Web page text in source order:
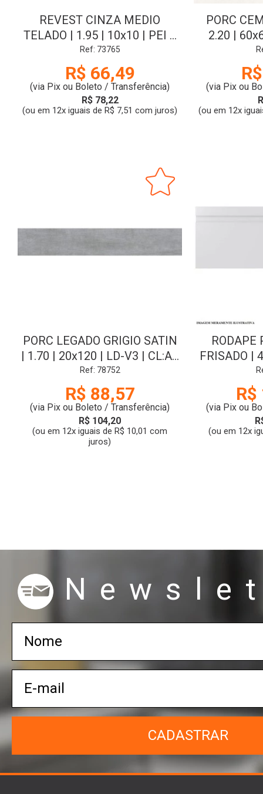
REVEST CINZA MEDIO
TELADO | 1.95 | 10x10 | PEI 1
| STRUFALDI
Ref: 73765
R$ 66,49
(via Pix ou Boleto / Transferência)
R$ 78,22
(ou em 12x iguais de R$ 7,51 com juros)
PORC
2.20 |
CL:A |
(via Pix ou
(ou em 12x
PORC LEGADO GRIGIO SATIN
| 1.70 | 20x120 | LD-V3 | CL:A |
BIANCOGRES
Ref: 78752
R$ 88,57
(via Pix ou Boleto / Transferência)
R$ 104,20
(ou em 12x iguais de R$ 10,01 com
juros)
RODAPE
FRISADO |
|
(via Pix ou
(ou em 12x
CADASTRAR